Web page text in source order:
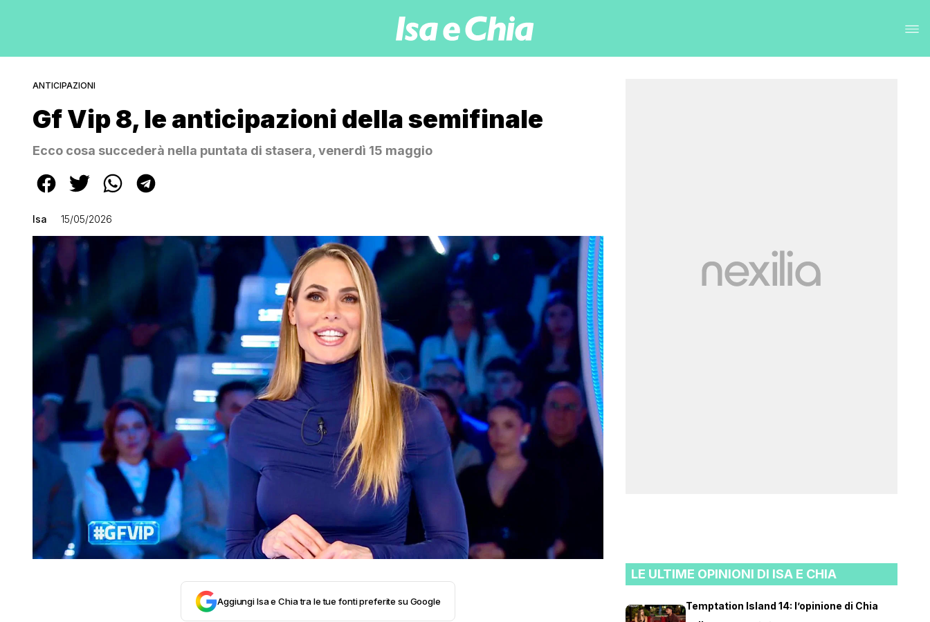
ANTICIPAZIONI
Gf Vip 8, le anticipazioni della semifinale
Ecco cosa succederà nella puntata di stasera, venerdì 15 maggio
Isa 15/05/2026
Aggiungi Isa e Chia tra le tue fonti preferite su Google
LE ULTIME OPINIONI DI ISA E CHIA
Temptation Island 14: l’opinione di Chia